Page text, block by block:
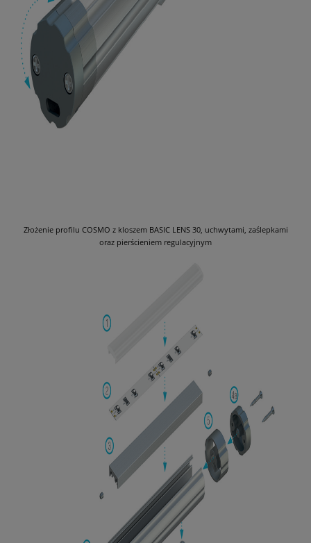
Złożenie profilu COSMO z kloszem BASIC LENS 30, uchwytami, zaślepkami
oraz pierścieniem regulacyjnym